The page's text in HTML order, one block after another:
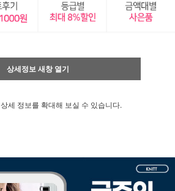
상세정보 새창 열기
상세 정보를 확대해 보실 수 있습니다.